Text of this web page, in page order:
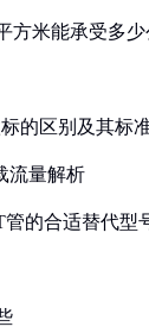
方米能承受多
的区别及其标
流量解析
管的合适替代型